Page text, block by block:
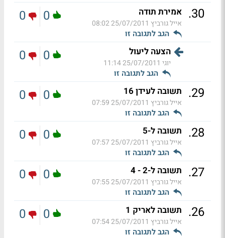
30
. אמירת תודה
אייל גורביץ 25/07/2011 08:02
הגב לתגובה זו
0
0
הצעה ליעול
יוגי 25/07/2011 11:14
הגב לתגובה זו
0
0
29
. תשובה לעידן 16
אייל גורביץ 25/07/2011 07:59
הגב לתגובה זו
0
0
28
. תשובה ל-5
אייל גורביץ 25/07/2011 07:57
הגב לתגובה זו
0
0
27
. תשובה ל-2 - 4
אייל גורביץ 25/07/2011 07:55
הגב לתגובה זו
0
0
26
. תשובה לאריק 1
אייל גורביץ 25/07/2011 07:54
הגב לתגובה זו
0
0